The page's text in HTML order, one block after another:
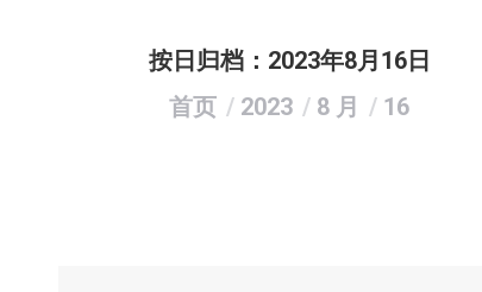
按日归档： 2023年8月16日
您在这里：
首页 2023 8 月 16